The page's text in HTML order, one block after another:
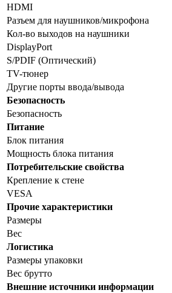
HDMI
Разъем для наушников/микрофона
Кол-во выходов на наушники
DisplayPort
S/PDIF (Оптический)
TV-тюнер
Другие порты ввода/вывода
Безопасность
Безопасность
Питание
Блок питания
Мощность блока питания
Потребительские свойства
Крепление к стене
VESA
Прочие характеристики
Размеры
Вес
Логистика
Размеры упаковки
Вес брутто
Внешние источники информации